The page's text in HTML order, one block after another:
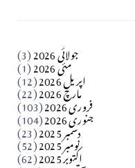
جولائی 2026 (3) مئی 2026 (1) اپریل 2026 (12) مارچ 2026 (22) فروری 2026 (103) جنوری 2026 (104) دسمبر 2025 (23) نومبر 2025 (52) اکتوبر 2025 (62)